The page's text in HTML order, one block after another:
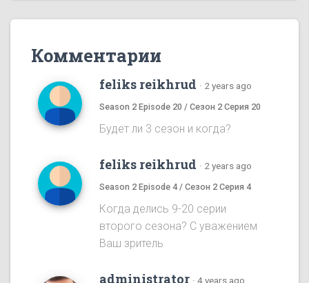
Комментарии
feliks reikhrud · 2 years ago
Season 2 Episode 20 / Сезон 2 Серия 20
Будет ли 3 сезон и когда?
feliks reikhrud · 2 years ago
Season 2 Episode 4 / Сезон 2 Серия 4
Когда делись 9-20 серии
второго сезона? С уважением
Ваш зритель
administrator · 4 years ago